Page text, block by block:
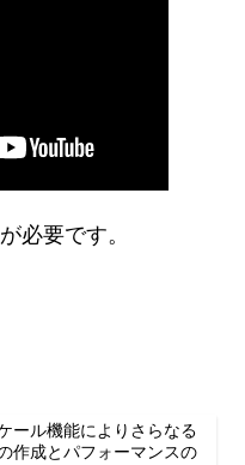
要です。
ール機能によりさらなる
作成とパフォーマンスの